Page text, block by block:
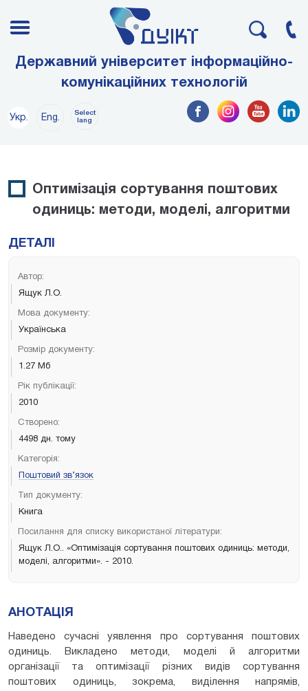
Державний університет інформаційно-
комунікаційних технологій
Укр. Eng.
Select
lang
Оптимізація сортування поштових
одиниць: методи, моделі, алгоритми
ДЕТАЛІ
Автор:
Ящук Л.О.
Мова документу:
Українська
Розмір документу:
1.27 Мб
Рік публікації:
2010
Створено:
4498 дн. тому
Категорія:
Поштовий зв’язок
Тип документу:
Книга
Посилання для списку використаної літератури:
Ящук Л.О.. «Оптимізація сортування поштових одиниць: методи,
моделі, алгоритми». - 2010.
АНОТАЦІЯ
Наведено сучасні уявлення про сортування поштових
одиниць. Викладено методи, моделі й алгоритми
організації та оптимізації різних видів сортування
поштових одиниць, зокрема, виділення напрямів,